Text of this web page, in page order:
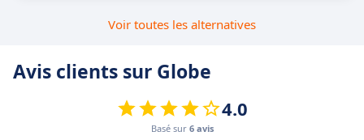
Voir toutes les alternatives
Avis clients sur Globe
4.0
Basé sur 6 avis